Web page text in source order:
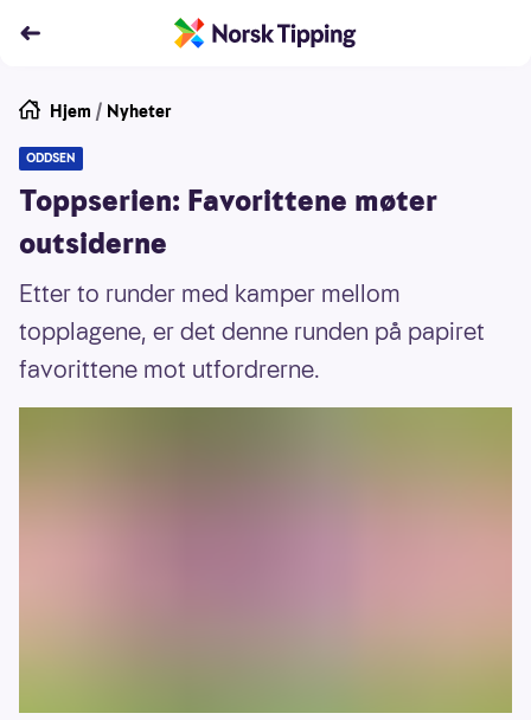
Hjem / Nyheter
ODDSEN
Toppserien: Favorittene møter
outsiderne
Etter to runder med kamper mellom
topplagene, er det denne runden på papiret
favorittene mot utfordrerne.